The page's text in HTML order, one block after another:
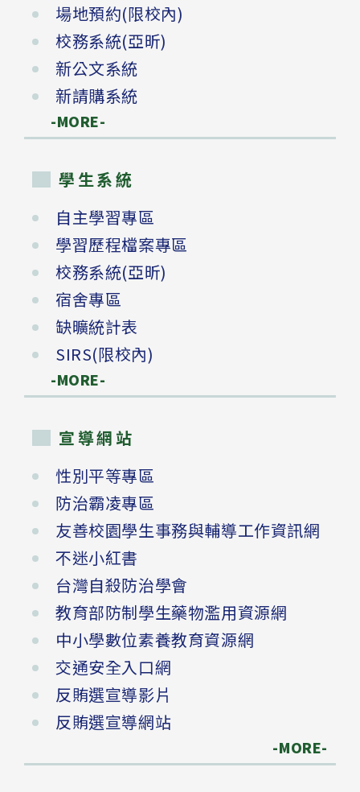
場地預約(限校內)
校務系統(亞昕)
新公文系統
新請購系統
-MORE-
學生系統
自主學習專區
學習歷程檔案專區
校務系統(亞昕)
宿舍專區
缺曠統計表
SIRS(限校內)
-MORE-
宣導網站
性別平等專區
防治霸凌專區
友善校園學生事務與輔導工作資訊網
不迷小紅書
台灣自殺防治學會
教育部防制學生藥物濫用資源網
中小學數位素養教育資源網
交通安全入口網
反賄選宣導影片
反賄選宣導網站
-MORE-